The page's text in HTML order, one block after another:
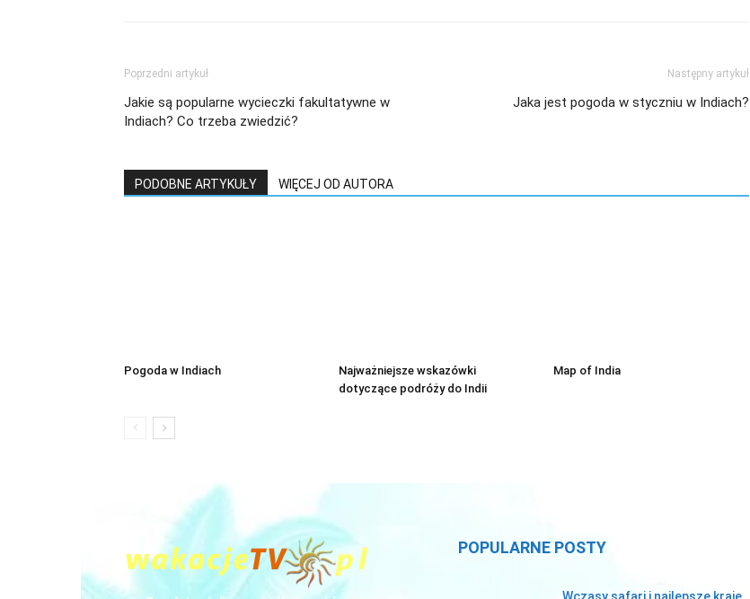
Poprzedni artykuł
Jakie są popularne wycieczki fakultatywne w
Indiach? Co trzeba zwiedzić?
Następny artykuł
Jaka jest pogoda w styczniu w Indiach?
PODOBNE ARTYKUŁY WIĘCEJ OD AUTORA
Pogoda w Indiach
Najważniejsze wskazówki
dotyczące podróży do Indii
Map of India
POPULARNE POSTY